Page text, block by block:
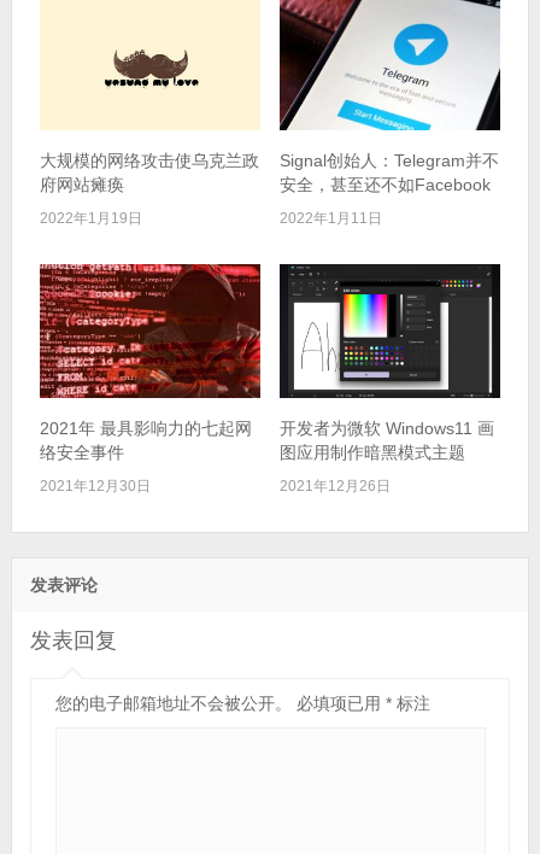
大规模的网络攻击使乌克兰政
府网站瘫痪
2022年1月19日
Signal创始人：Telegram并不
安全，甚至还不如Facebook
2022年1月11日
2021年 最具影响力的七起网
络安全事件
2021年12月30日
开发者为微软 Windows11 画
图应用制作暗黑模式主题
2021年12月26日
发表评论
发表回复
您的电子邮箱地址不会被公开。 必填项已用 *标注